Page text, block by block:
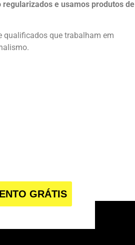
e usamos produtos de
qualificados que trabalham em
GRÁTIS